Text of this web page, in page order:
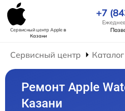
Сервисный центр Appleв
Казани
+7
Сервисный центр
Ремонт Apple
Казани